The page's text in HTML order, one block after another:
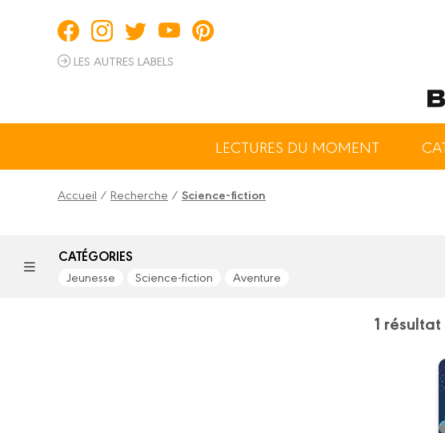
LES AUTRES LABELS
LECTURES DU MOMENT
Accueil / Recherche / Science-fiction
CATÉGORIES
Jeunesse Science-fiction Aventure
1